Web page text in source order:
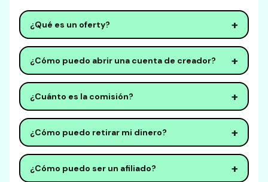
¿Qué es un oferty? +
Oferty es una plataforma innovadora que conecta
creadores con su audiencia de manera única y
efectiva.
¿Cómo puedo abrir una cuenta de creador? +
Es muy sencillo. Solo necesitas registrarte en
nuestra plataforma, completar tu perfil y comenzar
a crear contenido increíble.
¿Cuánto es la comisión? +
Nuestra comisión es muy competitiva. Cobramos
solo un pequeño porcentaje por transacción para
mantener la plataforma funcionando.
¿Cómo puedo retirar mi dinero? +
Puedes retirar tus ganancias directamente a tu
cuenta bancaria o billetera digital. Los retiros se
¿Cómo puedo ser un afiliado? +